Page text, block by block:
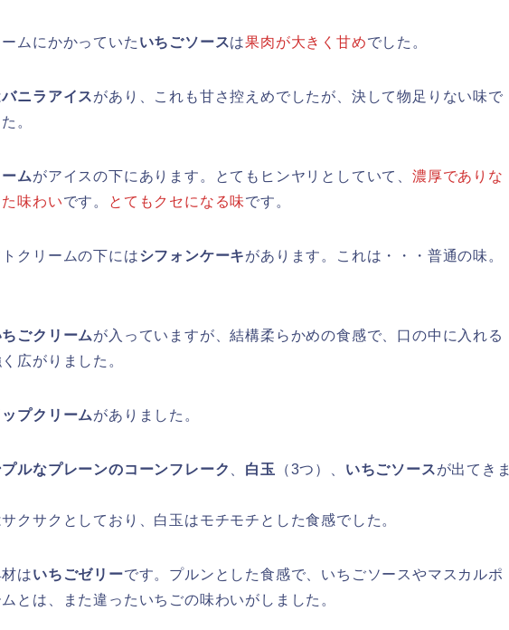
ムにかかっていた いちごソースは果肉が大きく甘めでした。
バニラアイスがあり、これも甘さ控えめでしたが、決して物足りない味で
。
ムがアイスの下にあります。とてもヒンヤリとしていて、 濃厚でありな
味わいです。 とてもクセになる味です。
クリームの下にはシフォンケーキがあります。これは・・・普通の味。
ごクリームが入っていますが、結構柔らかめの食感で、口の中に入れる
広がりました。
プクリームがありました。
ルなプレーンのコーンフレーク 白玉 （3つ）、 いちごソースが出てきま
クサクとしており、白玉はモチモチとした食感でした。
はいちごゼリーです。プルンとした食感で、いちごソースやマスカルポ
とは、また違ったいちごの味わいがしました。